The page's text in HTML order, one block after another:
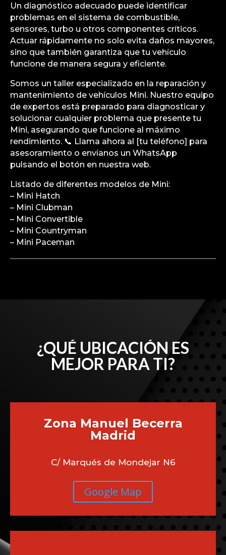
Un diagnóstico adecuado puede identificar
problemas en el sistema de combustible,
sensores, turbo u otros componentes críticos.
Actuar rápidamente no solo evita daños mayores,
sino que también garantiza que tu vehículo
funcione de manera segura y eficiente.
Somos un taller especializado en la reparación y
mantenimiento de vehículos Mini. Nuestro equipo
de expertos está preparado para diagnosticar y
solucionar cualquier problema que presente tu
Mini, asegurando que funcione al máximo
rendimiento. 📞 Llama ahora al [tu teléfono] para
asesoramiento o envíanos un WhatsApp
pulsando el botón en nuestra web.
Listado de diferentes modelos de Mini:
– Mini Hatch
– Mini Clubman
– Mini Convertible
– Mini Countryman
– Mini Paceman
¿QUÉ UBICACIÓN ES
MEJOR PARA TI?
Zona Manuel Becerra
Madrid
C/ Marqués de Mondejar N6
Google Map